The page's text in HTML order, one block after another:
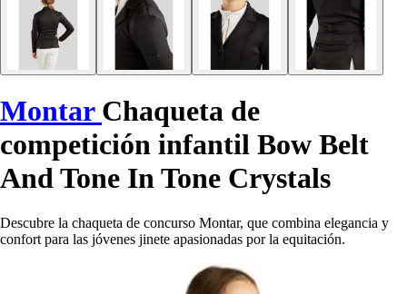
Montar Chaqueta de
competición infantil Bow Belt
And Tone In Tone Crystals
Descubre la chaqueta de concurso Montar, que combina elegancia y
confort para las jóvenes jinete apasionadas por la equitación.